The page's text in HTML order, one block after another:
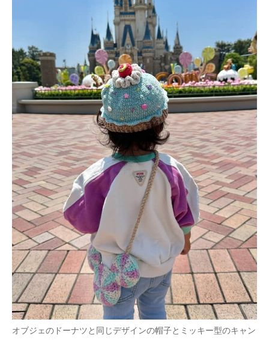
オブジェのドーナツと同じデザインの帽子とミッキー型のキャン